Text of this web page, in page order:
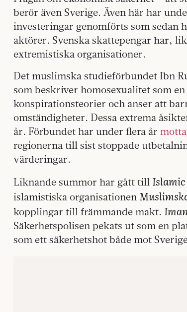
berör även Sverige. Även här har
investeringar genomförts som sedan
aktörer. Svenska skattepengar har,
extremistiska organisationer.
Det muslimska studieförbundet Ibn
som beskriver homosexualitet som
konspirationsteorier och anser att
omständigheter. Dessa extrema
år. Förbundet har under flera år
regionerna till sist stoppade
värderingar.
Liknande summor har gått till
islamistiska organisationen
kopplingar till främmande makt.
Säkerhetspolisen pekats ut som en
som ett säkerhetshot både mot